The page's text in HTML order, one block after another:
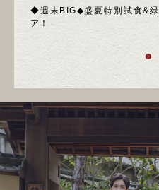
◆週末BIG◆盛夏特別試食&
ア！